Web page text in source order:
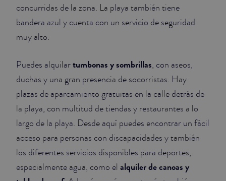
concurridas de la zona. La playa también tiene
bandera azul y cuenta con un servicio de seguridad
muy alto.
Puedes alquilartumbonas y sombrillas, con aseos,
duchas y una gran presencia de socorristas. Hay
plazas de aparcamiento gratuitas en la calle detrás de
la playa, con multitud de tiendas y restaurantes a lo
largo de la playa. Desde aquí puedes encontrar un fácil
acceso para personas con discapacidades y también
los diferentes servicios disponibles para deportes,
especialmente agua, como el alquiler de canoas y